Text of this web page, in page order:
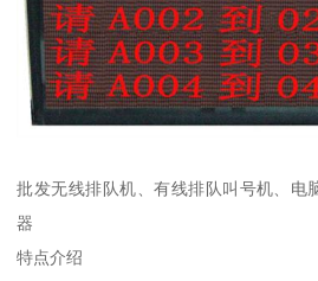
批发无线排队机、有线排队叫号机、电
器
特点介绍